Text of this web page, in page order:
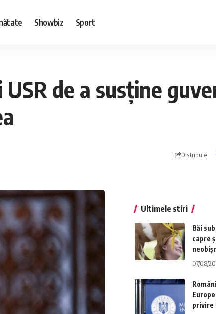
Showbiz Sport
de a susține
Distribuie
Ultimele stiri
Băi
capre
care
07/08/
privire